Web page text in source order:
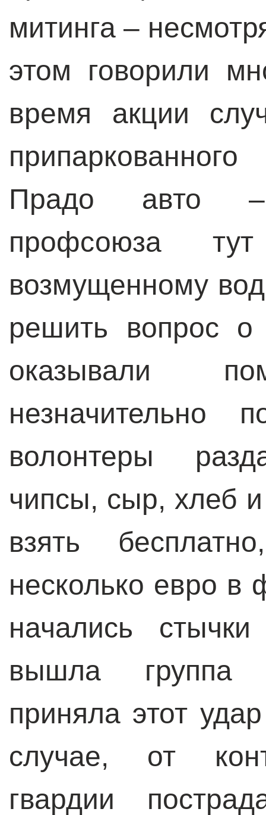
митинга –
этом говорили
время акции
Прадо авто –
профсоюза
возмущенному
решить вопрос о
оказывали
незначительно
волонтеры
чипсы, сыр, хлеб
взять
несколько евро в
начались
вышла группа
приняла этот
случае, от
гвардии